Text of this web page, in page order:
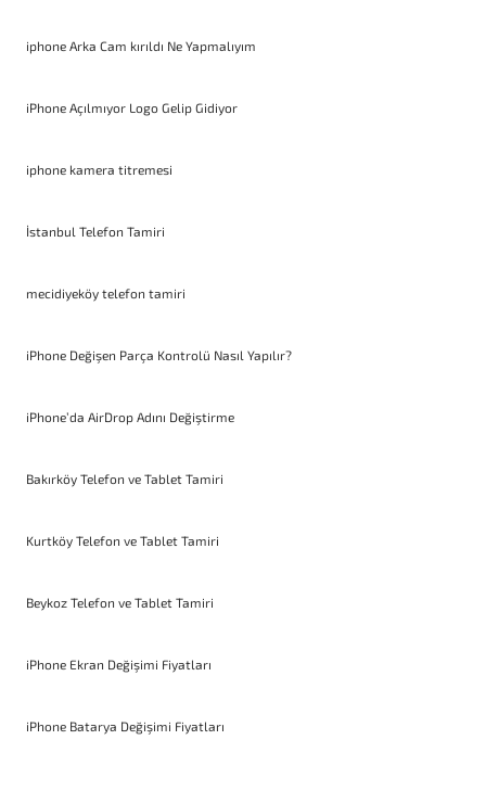
iphone Arka Cam kırıldı Ne Yapmalıyım
iPhone Açılmıyor Logo Gelip Gidiyor
iphone kamera titremesi
İstanbul Telefon Tamiri
mecidiyeköy telefon tamiri
iPhone Değişen Parça Kontrolü Nasıl Yapılır?
iPhone’da AirDrop Adını Değiştirme
Bakırköy Telefon ve Tablet Tamiri
Kurtköy Telefon ve Tablet Tamiri
Beykoz Telefon ve Tablet Tamiri
iPhone Ekran Değişimi Fiyatları
iPhone Batarya Değişimi Fiyatları